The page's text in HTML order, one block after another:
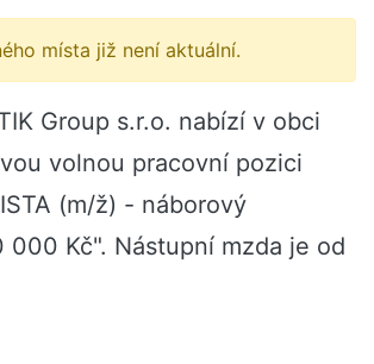
místa již není aktuální.
Group s.r.o. nabízí v obci
volnou pracovní pozici
(m/ž) - náborový
000 Kč". Nástupní mzda je od